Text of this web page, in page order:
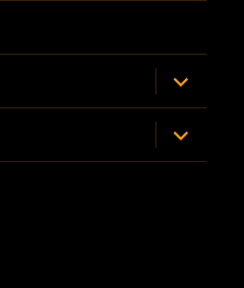
展
开
子
菜
单
展
开
子